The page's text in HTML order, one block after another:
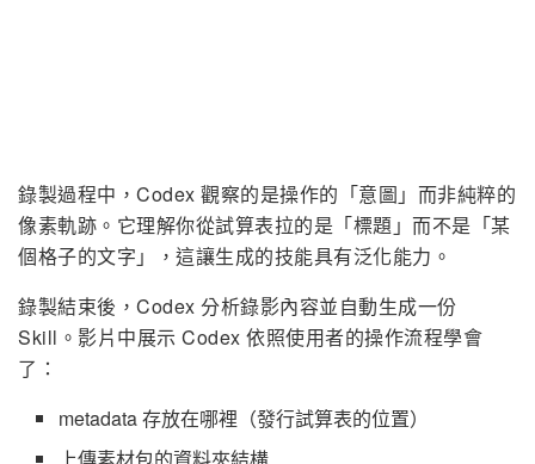
錄製過程中，Codex 觀察的是操作的「意圖」而非純粹的
像素軌跡。它理解你從試算表拉的是「標題」而不是「某
個格子的文字」，這讓生成的技能具有泛化能力。
錄製結束後，Codex 分析錄影內容並自動生成一份
Skill。影片中展示 Codex 依照使用者的操作流程學會
了：
metadata 存放在哪裡（發行試算表的位置）